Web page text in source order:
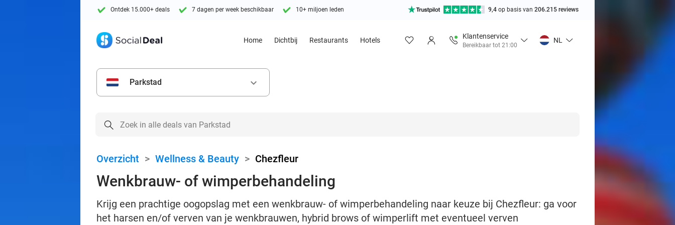
Ontdek 15.000+ deals 7 dagen per week beschikbaar 10+ miljoen leden 9,4 op basis van 206.215 reviews
Home Dichtbij Restaurants Hotels
Klantenservice
Bereikbaar tot 21:00
NL
Parkstad keyboard_arrow_down
Overzicht > Wellness & Beauty > Chezfleur
Wenkbrauw- of wimperbehandeling
Krijg een prachtige oogopslag met een wenkbrauw- of wimperbehandeling naar keuze bij Chezfleur: ga voor
het harsen en/of verven van je wenkbrauwen, hybrid brows of wimperlift met eventueel verven